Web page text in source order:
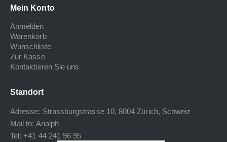
Mein Konto
Anmelden
Warenkorb
Wunschliste
Zur Kasse
Kontaktieren Sie uns
Standort
Adresse: Strassburgstrasse 10, 8004 Zürich, Schweiz
Mail to: Analph
Tel: +41 44 241 96 95